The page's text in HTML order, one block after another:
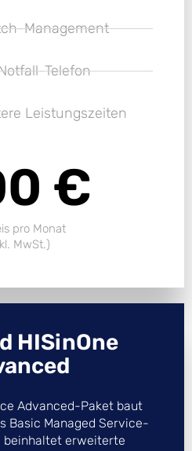
Management
Telefon
Leistungszeiten
€
pro Monat
MwSt.)
HISinOne
Advanced-Paket baut
Basic Managed Service-
beinhaltet erweiterte